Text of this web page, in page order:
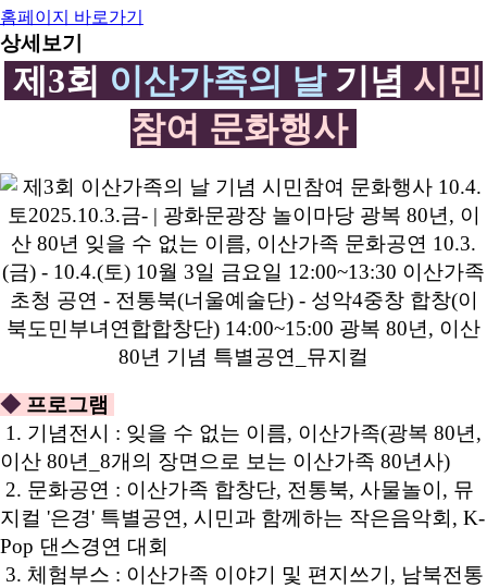
홈페이지 바로가기
상세보기
제3회 이산가족의 날기념 시민
참여 문화행사
◆ 프로그램
1. 기념전시 : 잊을 수 없는 이름, 이산가족(광복 80년,
이산 80년_8개의 장면으로 보는 이산가족 80년사)
2. 문화공연 : 이산가족 합창단, 전통북, 사물놀이, 뮤
지컬 '은경' 특별공연, 시민과 함께하는 작은음악회, K-
Pop 댄스경연 대회
3. 체험부스 : 이산가족 이야기 및 편지쓰기, 남북전통